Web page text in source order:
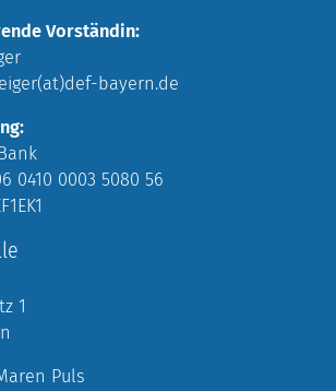
Vorständin:
bayern.de
0410 0003 5080 56
1
Puls